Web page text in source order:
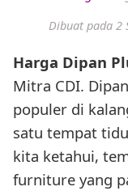
Dibuat pada 2
Harga Dipan
Mitra CDI.
populer di
satu tempat
kita ketahui,
furniture yang